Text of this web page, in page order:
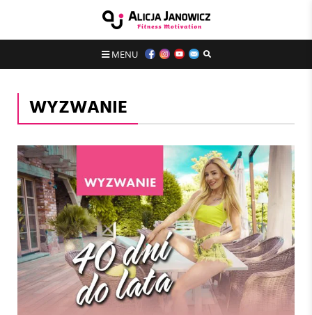
MENU
WYZWANIE